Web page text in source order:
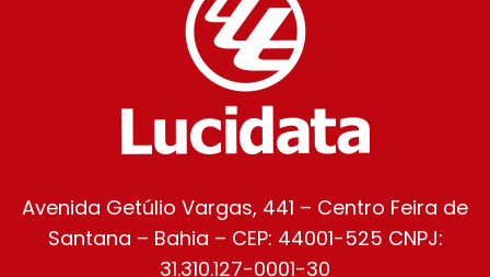
Avenida Getúlio Vargas, 441 – Centro Feira de
Santana – Bahia – CEP: 44001-525 CNPJ:
31.310.127-0001-30